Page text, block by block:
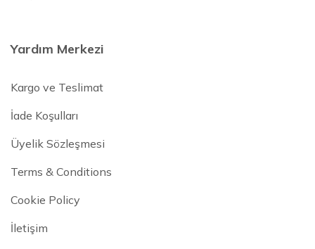
Yardım Merkezi
Kargo ve Teslimat
İade Koşulları
Üyelik Sözleşmesi
Terms & Conditions
Cookie Policy
İletişim